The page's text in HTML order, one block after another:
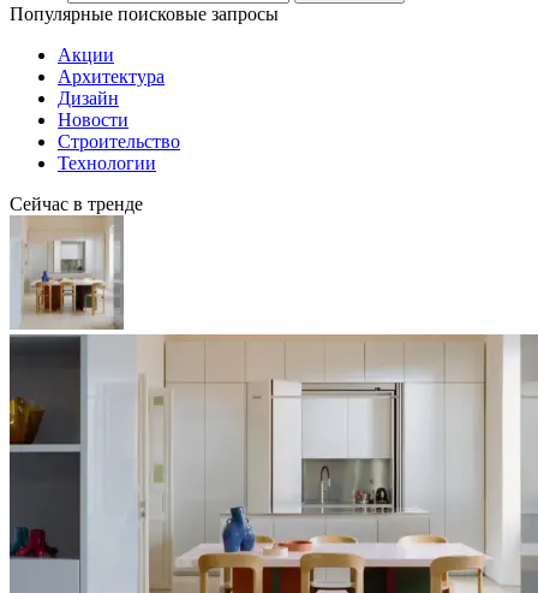
Популярные поисковые запросы
Акции
Архитектура
Дизайн
Новости
Строительство
Технологии
Сейчас в тренде